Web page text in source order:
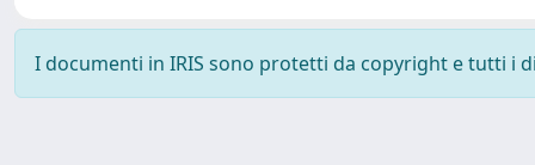
I documenti in IRIS sono protetti da copyright e tutti i